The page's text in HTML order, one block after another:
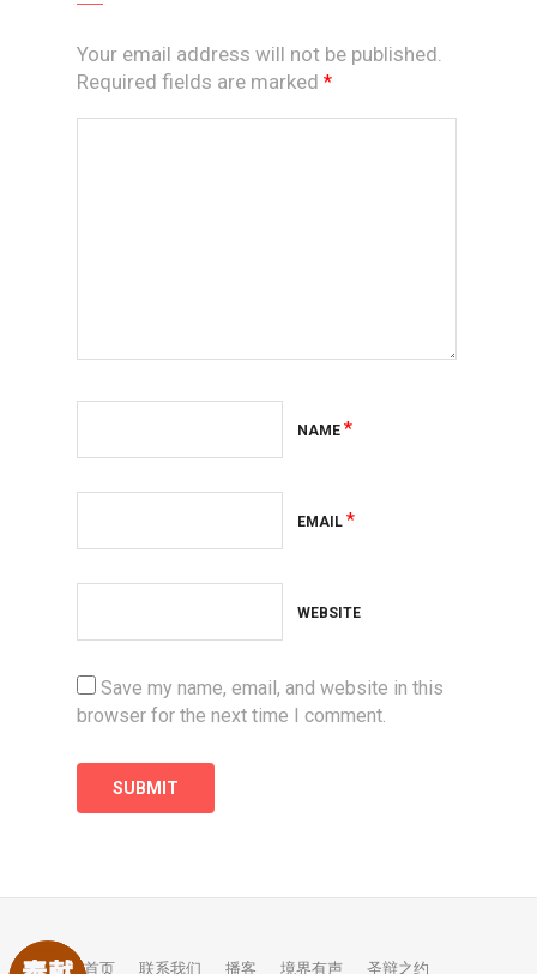
Your email address will not be published.
Required fields are marked *
NAME *
EMAIL *
WEBSITE
Save my name, email, and website in this
browser for the next time I comment.
首页 联系我们 播客 境界有声 圣辩之约